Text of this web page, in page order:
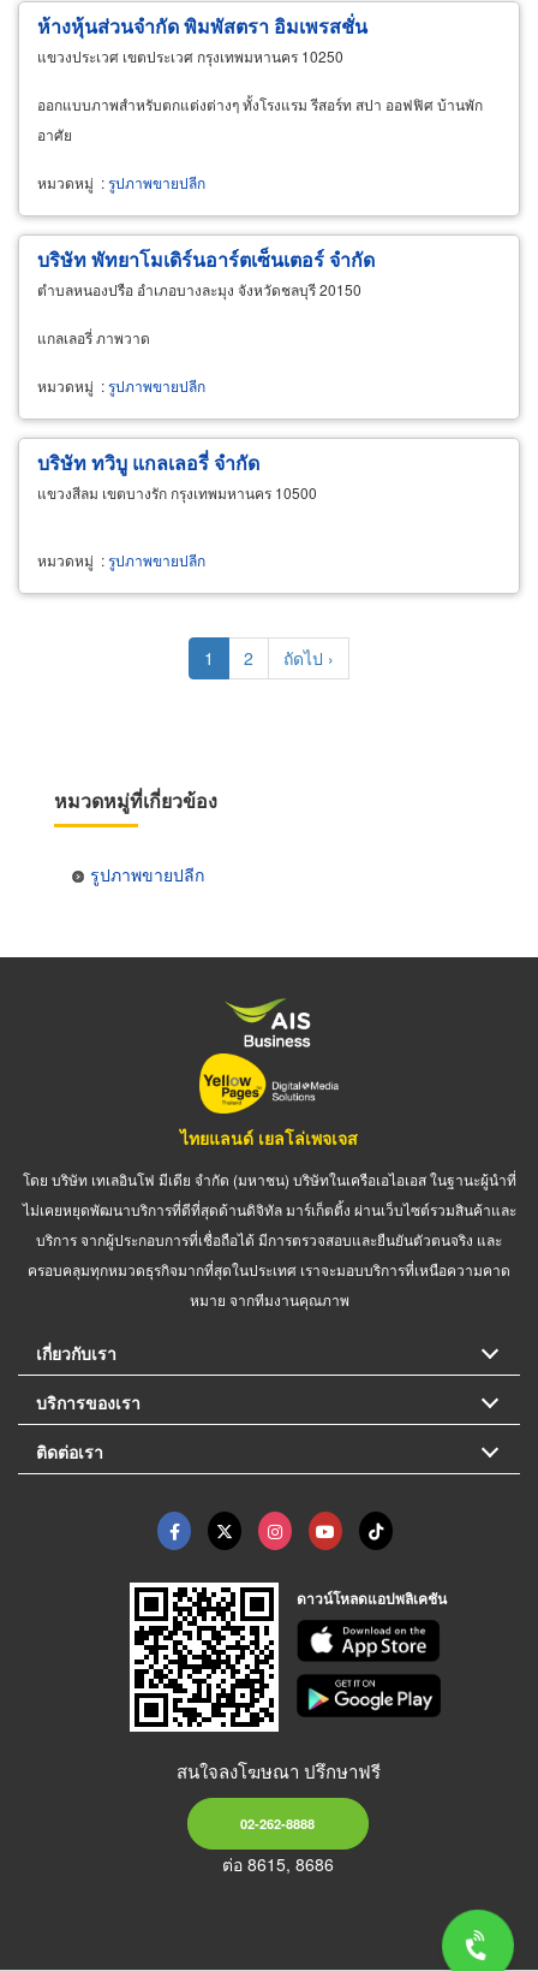
ห้างหุ้นส่วนจำกัด พิมพัสตรา อิมเพรสชั่น
แขวงประเวศ เขตประเวศ กรุงเทพมหานคร 10250
ออกแบบภาพสำหรับตกแต่งต่างๆ ทั้งโรงแรม รีสอร์ท สปา ออฟฟิศ บ้านพัก
อาศัย
หมวดหมู่ :รูปภาพขายปลีก
บริษัท พัทยาโมเดิร์นอาร์ตเซ็นเตอร์ จำกัด
ตำบลหนองปรือ อำเภอบางละมุง จังหวัดชลบุรี 20150
แกลเลอรี่ ภาพวาด
หมวดหมู่ :รูปภาพขายปลีก
บริษัท ทวิบู แกลเลอรี่ จำกัด
แขวงสีลม เขตบางรัก กรุงเทพมหานคร 10500
หมวดหมู่ :รูปภาพขายปลีก
Current
page
1 Page
2
Next
page
ถัดไป ›
หมวดหมู่ที่เกี่ยวข้อง
รูปภาพขายปลีก
ไทยแลนด์ เยลโล่เพจเจส
โดย บริษัท เทเลอินโฟ มีเดีย จำกัด (มหาชน) บริษัทในเครือเอไอเอส ในฐานะผู้นำที่
ไม่เคยหยุดพัฒนาบริการที่ดีที่สุดด้านดิจิทัล มาร์เก็ตติ้ง ผ่านเว็บไซต์รวมสินค้าและ
บริการ จากผู้ประกอบการที่เชื่อถือได้ มีการตรวจสอบและยืนยันตัวตนจริง และ
ครอบคลุมทุกหมวดธุรกิจมากที่สุดในประเทศ เราจะมอบบริการที่เหนือความคาด
หมาย จากทีมงานคุณภาพ
เกี่ยวกับเรา
บริการของเรา
ติดต่อเรา
ดาวน์โหลดแอปพลิเคชัน
สนใจลงโฆษณา ปรึกษาฟรี
02-262-8888
ต่อ 8615, 8686